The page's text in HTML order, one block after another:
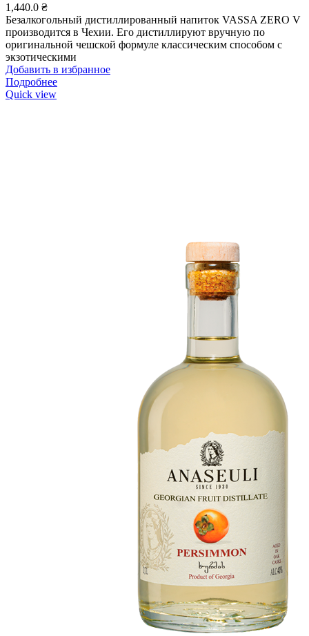
1,440.0 ₴
Безалкогольный дистиллированный напиток VASSA ZERO V
производится в Чехии. Его дистиллируют вручную по
оригинальной чешской формуле классическим способом с
экзотическими
Добавить в избранное
Подробнее
Quick view